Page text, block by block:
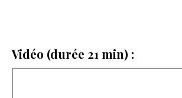
Vidéo (durée 21 min) :